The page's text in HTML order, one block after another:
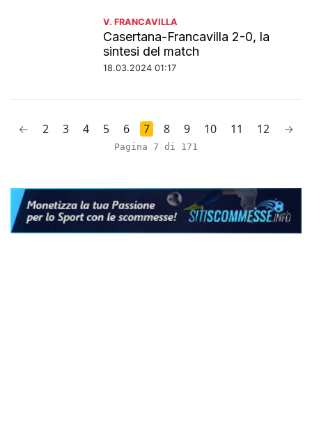
V. FRANCAVILLA
Casertana-Francavilla 2-0, la
sintesi del match
18.03.2024 01:17
← 2 3 4 5 6 7 8 9 10 11 12 →
Pagina 7 di 171